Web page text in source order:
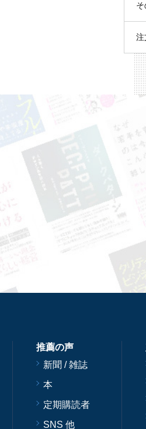
注
推薦の声
新聞 / 雑誌
本
定期購読者
SNS 他